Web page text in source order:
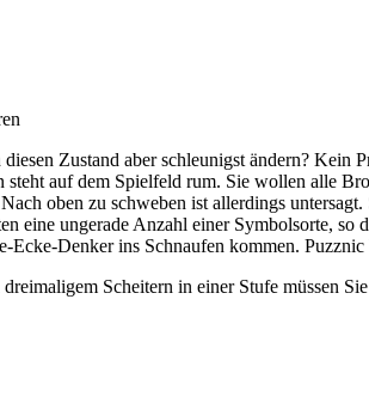
Zustand aber schleunigst ändern?
auf dem Spielfeld rum. Sie wollen alle
oben zu schweben ist allerdings
eine ungerade Anzahl einer Symbolsorte,
Ecke-Denker ins Schnaufen kommen.
Scheitern in einer Stufe müssen